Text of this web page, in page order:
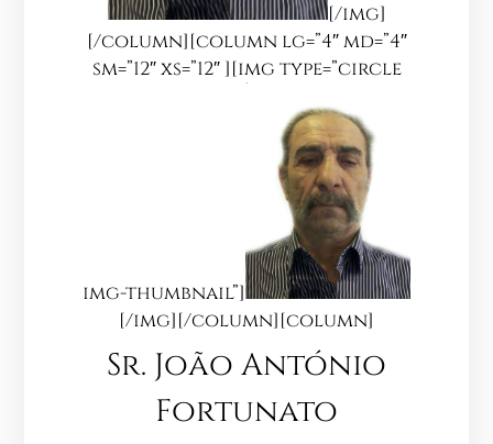
[/img]
[/column][column lg=”4″ md=”4″
sm=”12″ xs=”12″ ][img type=”circle
img-thumbnail”]
[/img][/column][column]
Sr. João António
Fortunato